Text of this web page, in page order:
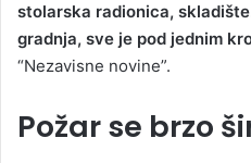
stolarska radionica,
gradnja, sve je pod jednim
“Nezavisne novine”.
Požar se brzo